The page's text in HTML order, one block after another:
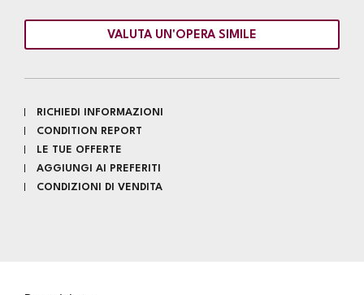
VALUTA UN'OPERA SIMILE
RICHIEDI INFORMAZIONI
CONDITION REPORT
LE TUE OFFERTE
AGGIUNGI AI PREFERITI
CONDIZIONI DI VENDITA